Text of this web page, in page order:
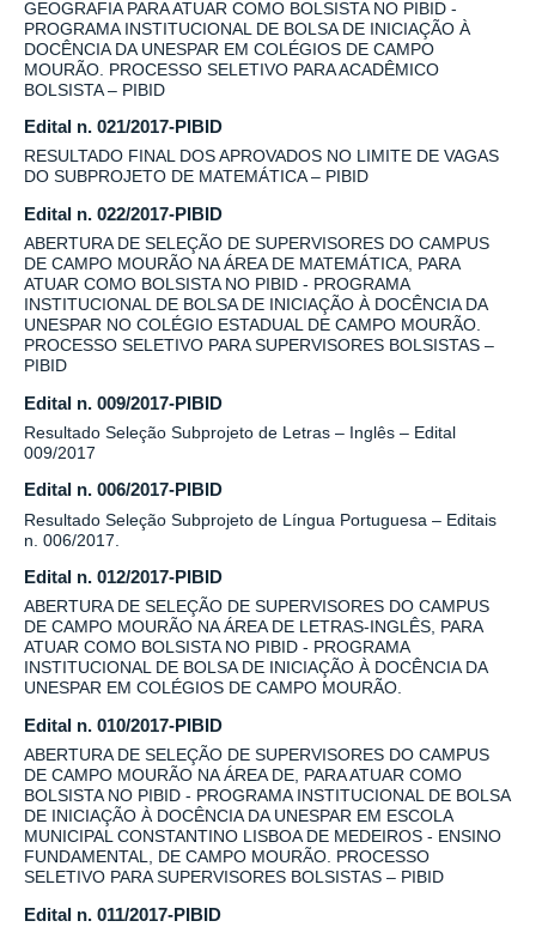
GEOGRAFIA PARA ATUAR COMO BOLSISTA NO PIBID -
PROGRAMA INSTITUCIONAL DE BOLSA DE INICIAÇÃO À
DOCÊNCIA DA UNESPAR EM COLÉGIOS DE CAMPO
MOURÃO. PROCESSO SELETIVO PARA ACADÊMICO
BOLSISTA – PIBID
Edital n. 021/2017-PIBID
RESULTADO FINAL DOS APROVADOS NO LIMITE DE VAGAS
DO SUBPROJETO DE MATEMÁTICA – PIBID
Edital n. 022/2017-PIBID
ABERTURA DE SELEÇÃO DE SUPERVISORES DO CAMPUS
DE CAMPO MOURÃO NA ÁREA DE MATEMÁTICA, PARA
ATUAR COMO BOLSISTA NO PIBID - PROGRAMA
INSTITUCIONAL DE BOLSA DE INICIAÇÃO À DOCÊNCIA DA
UNESPAR NO COLÉGIO ESTADUAL DE CAMPO MOURÃO.
PROCESSO SELETIVO PARA SUPERVISORES BOLSISTAS –
PIBID
Edital n. 009/2017-PIBID
Resultado Seleção Subprojeto de Letras – Inglês – Edital
009/2017
Edital n. 006/2017-PIBID
Resultado Seleção Subprojeto de Língua Portuguesa – Editais
n. 006/2017.
Edital n. 012/2017-PIBID
ABERTURA DE SELEÇÃO DE SUPERVISORES DO CAMPUS
DE CAMPO MOURÃO NA ÁREA DE LETRAS-INGLÊS, PARA
ATUAR COMO BOLSISTA NO PIBID - PROGRAMA
INSTITUCIONAL DE BOLSA DE INICIAÇÃO À DOCÊNCIA DA
UNESPAR EM COLÉGIOS DE CAMPO MOURÃO.
Edital n. 010/2017-PIBID
ABERTURA DE SELEÇÃO DE SUPERVISORES DO CAMPUS
DE CAMPO MOURÃO NA ÁREA DE, PARA ATUAR COMO
BOLSISTA NO PIBID - PROGRAMA INSTITUCIONAL DE BOLSA
DE INICIAÇÃO À DOCÊNCIA DA UNESPAR EM ESCOLA
MUNICIPAL CONSTANTINO LISBOA DE MEDEIROS - ENSINO
FUNDAMENTAL, DE CAMPO MOURÃO. PROCESSO
SELETIVO PARA SUPERVISORES BOLSISTAS – PIBID
Edital n. 011/2017-PIBID